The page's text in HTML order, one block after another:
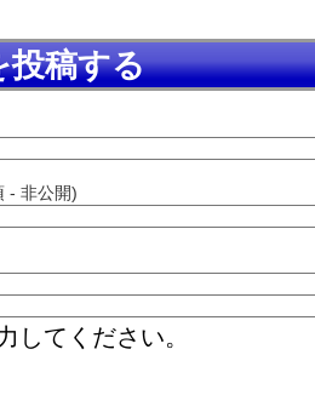
投稿する
- 非公開)